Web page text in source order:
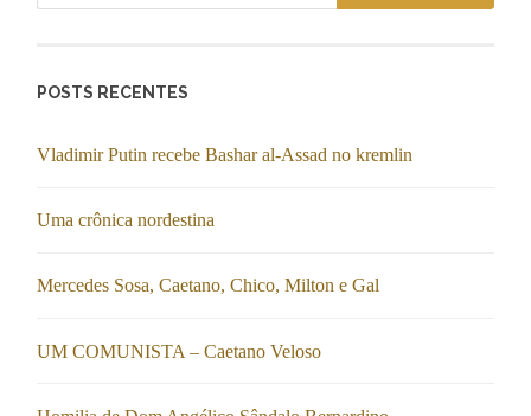
POSTS RECENTES
Vladimir Putin recebe Bashar al-Assad no kremlin
Uma crônica nordestina
Mercedes Sosa, Caetano, Chico, Milton e Gal
UM COMUNISTA – Caetano Veloso